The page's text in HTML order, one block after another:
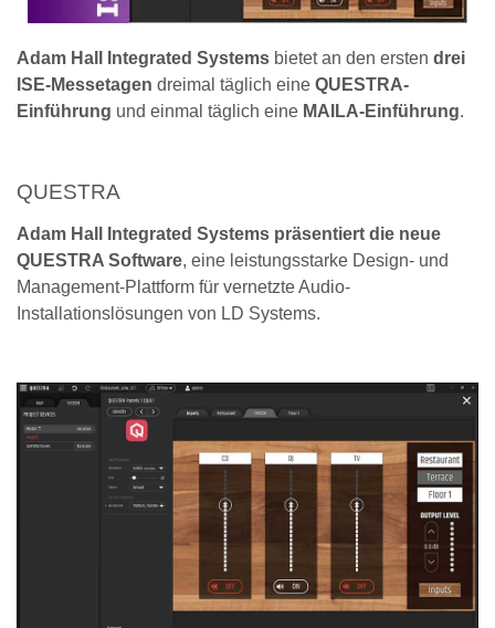
Adam Hall Integrated Systems bietet an den ersten drei
ISE-Messetagen dreimal täglich eine QUESTRA-
Einführung und einmal täglich eine MAILA-Einführung.
QUESTRA
Adam Hall Integrated Systems präsentiert die neue
QUESTRA Software, eine leistungsstarke Design- und
Management-Plattform für vernetzte Audio-
Installationslösungen von LD Systems.